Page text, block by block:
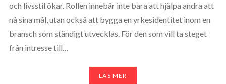
och livsstil ökar. Rollen innebär inte bara att hjälpa andra att
nå sina mål, utan också att bygga en yrkesidentitet inom en
bransch som ständigt utvecklas. För den som vill ta steget
från intresse till…
LÄS MER